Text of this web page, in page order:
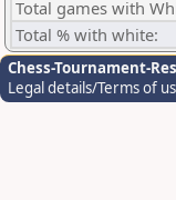
Total games with
Total % with white:
Chess-Tournament-
Legal details/Terms of